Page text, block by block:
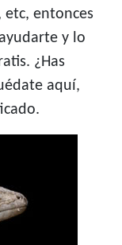
etc, entonces
y lo
¿Has
aquí,